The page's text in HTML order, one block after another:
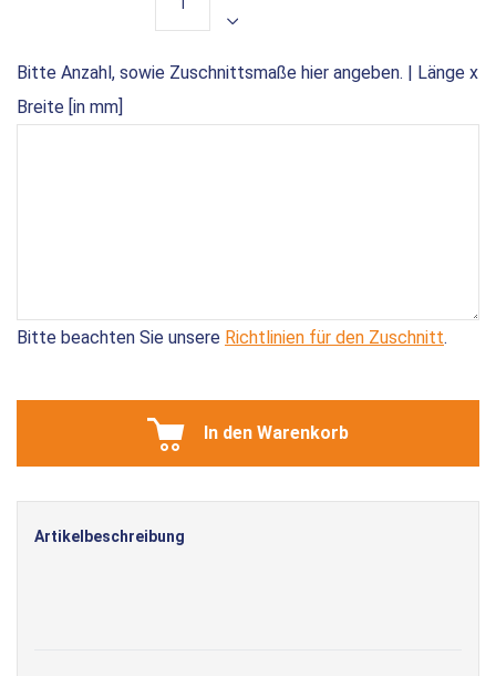
Bitte Anzahl, sowie Zuschnittsmaße hier angeben. | Länge x
Breite [in mm]
Bitte beachten Sie unsere Richtlinien für den Zuschnitt.
In den Warenkorb
Artikelbeschreibung